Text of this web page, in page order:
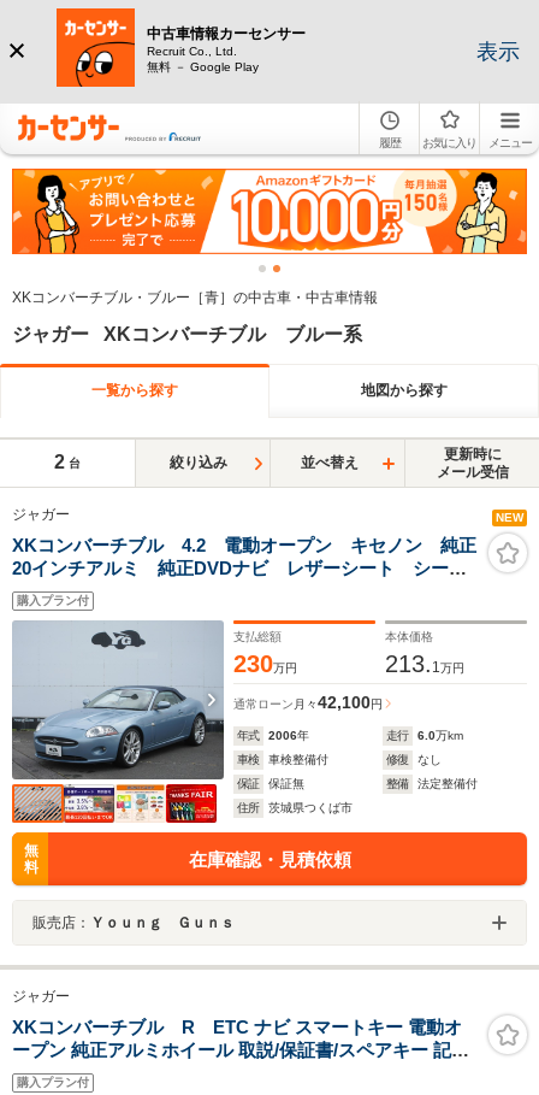
中古車情報カーセンサー
Recruit Co., Ltd.
無料 － Google Play
表示
履歴 お気に入り メニュー
XKコンバーチブル・ブルー［青］の中古車・中古車情報
ジャガー XKコンバーチブル ブルー系
一覧から探す 地図から探す
2 台 絞り込み 並べ替え
更新時に
メール受信
ジャガー NEW
XKコンバーチブル 4.2 電動オープン キセノン 純正
20インチアルミ 純正DVDナビ レザーシート シート
ヒーター パワーシート 電動パーキング クルーズコ
ントロール プッシュスタート ETC
購入プラン付
支払総額
230万円
本体価格
213. 1万円
通常ローン 月々42,100円
年式 2006年 走行 6.0万km
車検
車検整備付 修復
なし
保証
保証無 整備
法定整備付
住所
茨城県つくば市
無
料
在庫確認・見積依頼
販売店： Ｙｏｕｎｇ Ｇｕｎｓ
ジャガー
XKコンバーチブル R ETC ナビ スマートキー 電動オ
ープン 純正アルミホイール 取説/保証書/スペアキー 記録
簿付 修復歴なし
購入プラン付